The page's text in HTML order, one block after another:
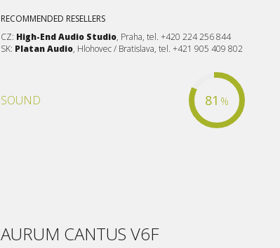
RECOMMENDED RESELLERS
CZ: High-End Audio Studio, Praha, tel. +420 224 256 844
SK: Platan Audio, Hlohovec / Bratislava, tel. +421 905 409 802
SOUND 81 %
AURUM CANTUS V6F